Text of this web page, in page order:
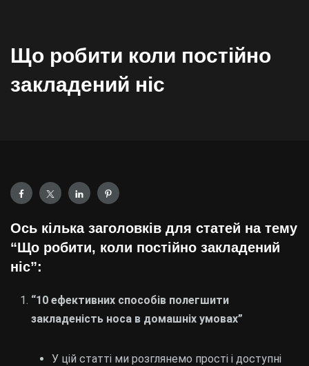
Що робити коли постійно
закладений ніс
Ось кілька заголовків для статей на тему
“Що робити, коли постійно закладений
ніс”:
“10 ефективних способів полегшити
закладеність носа в домашніх умовах”
У цій статті ми розглянемо прості і доступні